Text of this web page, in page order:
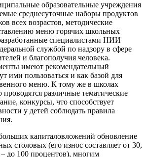
образовательные учреждения
среднесуточные наборы продуктов
всех возрастов, методические
меню горячих школьных
специалистами НИИ
службой по надзору в сфере
и благополучия человека.
имеют рекомендательный
ими пользоваться и как базой для
меню. К тому же в школах
проводятся различные тематические
конкурсы, что способствует
у детей соблюдать правила
капиталовложений обновление
столовых (его износ составляет от 30,
до 100 процентов), многим